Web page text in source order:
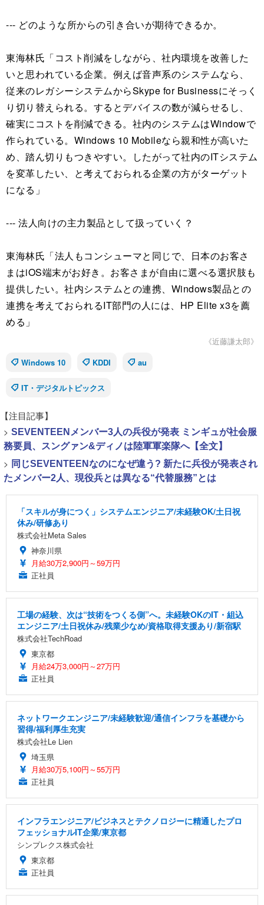
--- どのような所からの引き合いが期待できるか。
東海林氏「コスト削減をしながら、社内環境を改善した
いと思われている企業。例えば音声系のシステムなら、
従来のレガシーシステムからSkype for Businessにそっく
り切り替えられる。するとデバイスの数が減らせるし、
確実にコストを削減できる。社内のシステムはWindowで
作られている。Windows 10 Mobileなら親和性が高いた
め、踏ん切りもつきやすい。したがって社内のITシステム
を変革したい、と考えておられる企業の方がターゲット
になる」
--- 法人向けの主力製品として扱っていく？
東海林氏「法人もコンシューマと同じで、日本のお客さ
まはiOS端末がお好き。お客さまが自由に選べる選択肢も
提供したい。社内システムとの連携、Windows製品との
連携を考えておられるIT部門の人には、HP Elite x3を薦
める」
《近藤謙太郎》
Windows 10
KDDI au
IT・デジタルトピックス
【注目記事】
> SEVENTEENメンバー3人の兵役が発表 ミンギュが社会服
務要員、スングァン&ディノは陸軍軍楽隊へ【全文】
> 同じSEVENTEENなのになぜ違う? 新たに兵役が発表され
たメンバー2人、現役兵とは異なる“代替服務”とは
「スキルが身につく」システムエンジニア/未経験OK/土日祝
休み/研修あり
株式会社Meta Sales
神奈川県
月給30万2,900円～59万円
正社員
工場の経験、次は“技術をつくる側”へ。未経験OKのIT・組込
エンジニア/土日祝休み/残業少なめ/資格取得支援あり/新宿駅
株式会社TechRoad
東京都
月給24万3,000円～27万円
正社員
ネットワークエンジニア/未経験歓迎/通信インフラを基礎から
習得/福利厚生充実
株式会社Le Lien
埼玉県
月給30万5,100円～55万円
正社員
インフラエンジニア/ビジネスとテクノロジーに精通したプロ
フェッショナルIT企業/東京都
シンプレクス株式会社
東京都
正社員